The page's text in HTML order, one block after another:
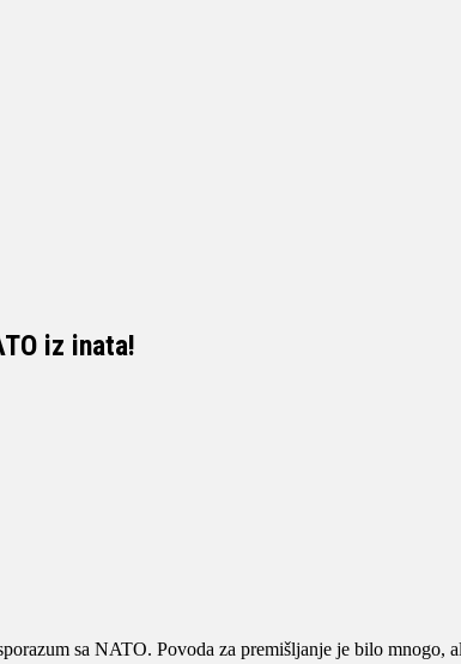
iz inata!
sa NATO. Povoda za premišljanje je bilo mnogo,